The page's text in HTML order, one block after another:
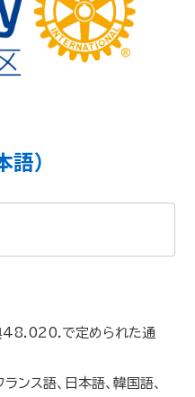
）
48.020.で定められた通
ンス語、日本語、韓国語、